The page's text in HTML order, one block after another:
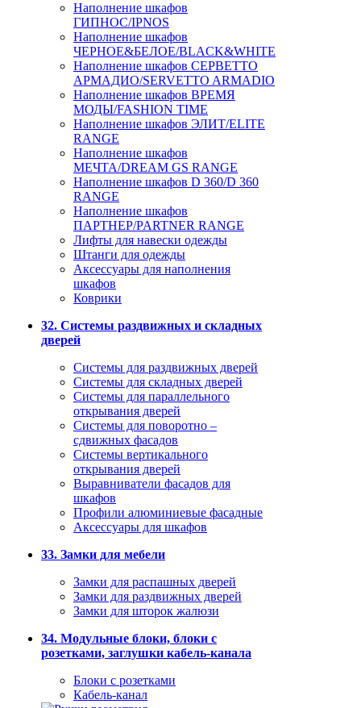
Наполнение шкафов
ГИПНОС/IPNOS
Наполнение шкафов
ЧЕРНОЕ&БЕЛОЕ/BLACK&WHITE
Наполнение шкафов СЕРВЕТТО
АРМАДИО/SERVETTO ARMADIO
Наполнение шкафов ВРЕМЯ
МОДЫ/FASHION TIME
Наполнение шкафов ЭЛИТ/ELITE
RANGE
Наполнение шкафов
МЕЧТА/DREAM GS RANGE
Наполнение шкафов D 360/D 360
RANGE
Наполнение шкафов
ПАРТНЕР/PARTNER RANGE
Лифты для навески одежды
Штанги для одежды
Аксессуары для наполнения
шкафов
Коврики
32. Системы раздвижных и складных
дверей
Системы для раздвижных дверей
Системы для складных дверей
Системы для параллельного
открывания дверей
Системы для поворотно –
сдвижных фасадов
Системы вертикального
открывания дверей
Выравниватели фасадов для
шкафов
Профили алюминиевые фасадные
Аксессуары для шкафов
33. Замки для мебели
Замки для распашных дверей
Замки для раздвижных дверей
Замки для шторок жалюзи
34. Модульные блоки, блоки с
розетками, заглушки кабель-канала
Блоки с розетками
Кабель-канал